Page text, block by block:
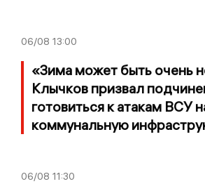
06/08 13:00
«Зима может быть очень
Клычков призвал
готовиться к атакам ВСУ
коммунальную
06/08 11:30